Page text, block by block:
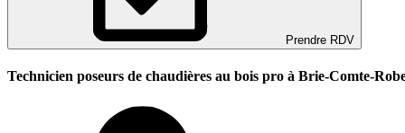
Prendre RDV
Technicien poseurs de chaudières au bois pro à Brie-Comte-